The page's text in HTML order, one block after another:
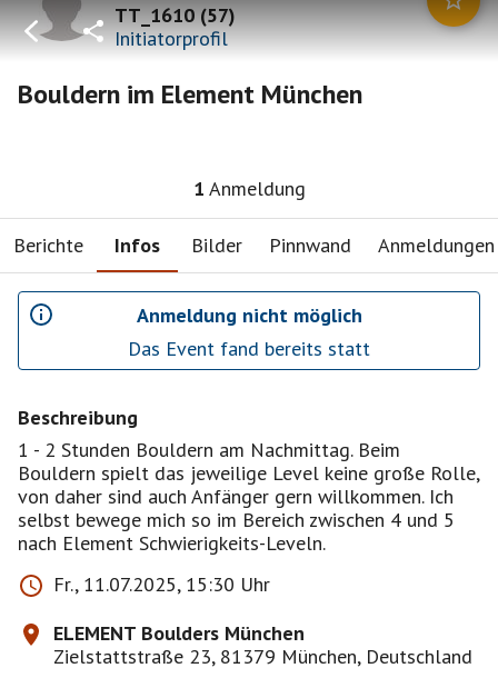
TT_1610(57)
Initiatorprofil
Bouldern im Element München
1 Anmeldung
Berichte Infos Bilder Pinnwand Anmeldungen
Anmeldung nicht möglich
Das Event fand bereits statt
Beschreibung
1 - 2 Stunden Bouldern am Nachmittag. Beim
Bouldern spielt das jeweilige Level keine große Rolle,
von daher sind auch Anfänger gern willkommen. Ich
selbst bewege mich so im Bereich zwischen 4 und 5
nach Element Schwierigkeits-Leveln.
Fr., 11.07.2025, 15:30 Uhr
ELEMENT Boulders München
Zielstattstraße 23, 81379 München, Deutschland